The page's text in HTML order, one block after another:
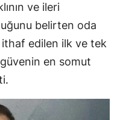
Kastamonu
Kayseri
Kırklareli
Kocaeli
ve ileri
belirten oda
ithaf edilen ilk ve tek
en somut